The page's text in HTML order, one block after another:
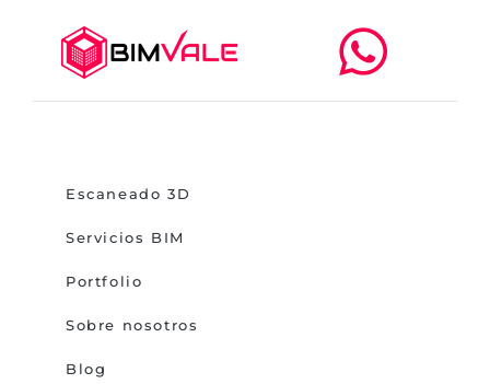
Escaneado 3D
Servicios BIM
Portfolio
Sobre nosotros
Blog